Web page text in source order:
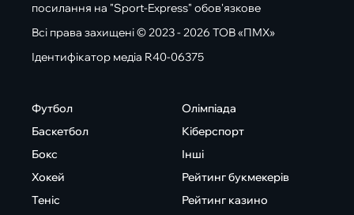
посилання на "Sport-Express" обов'язкове
Всі права захищені © 2023 - 2026 ТОВ «ПМХ»
Ідентифікатор медіа R40-06375
Футбол
Баскетбол
Бокс
Хокей
Теніс
Олімпіада
Кіберспорт
Інші
Рейтинг букмекерів
Рейтинг казино